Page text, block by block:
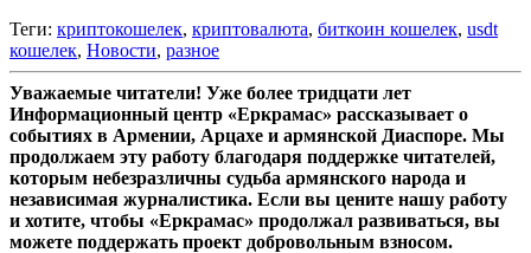
Теги: криптокошелек, криптовалюта, ​биткоин кошелек, ​usdt
кошелек, Новости, разное
Уважаемые читатели! Уже более тридцати лет
Информационный центр «Еркрамас» рассказывает о
событиях в Армении, Арцахе и армянской Диаспоре. Мы
продолжаем эту работу благодаря поддержке читателей,
которым небезразличны судьба армянского народа и
независимая журналистика. Если вы цените нашу работу
и хотите, чтобы «Еркрамас» продолжал развиваться, вы
можете поддержать проект добровольным взносом.